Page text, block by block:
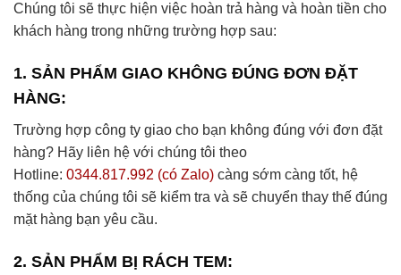
Chúng tôi sẽ thực hiện việc hoàn trả hàng và hoàn tiền cho
khách hàng trong những trường hợp sau:
1. SẢN PHẨM GIAO KHÔNG ĐÚNG ĐƠN ĐẶT
HÀNG:
Trường hợp công ty giao cho bạn không đúng với đơn đặt
hàng? Hãy liên hệ với chúng tôi theo
Hotline: 0344.817.992 (có Zalo) càng sớm càng tốt, hệ
thống của chúng tôi sẽ kiểm tra và sẽ chuyển thay thế đúng
mặt hàng bạn yêu cầu.
2. SẢN PHẨM BỊ RÁCH TEM: